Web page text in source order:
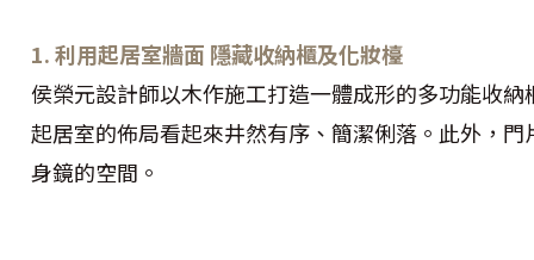
1. 利用起居室牆面 隱藏收納櫃及化妝檯
侯榮元設計師以木作施工打造一體成形的多功能收
起居室的佈局看起來井然有序、簡潔俐落。此外，
身鏡的空間。